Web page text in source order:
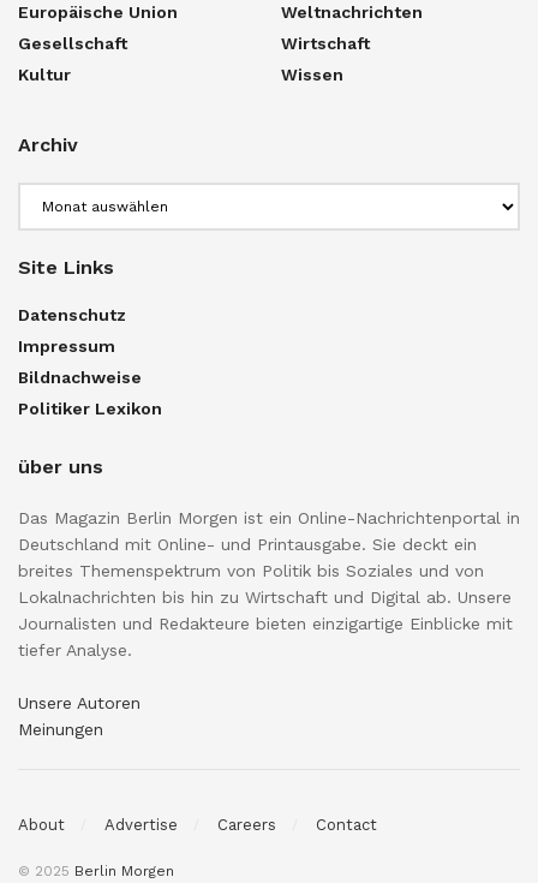
Europäische Union
Gesellschaft
Kultur
Weltnachrichten
Wirtschaft
Wissen
Archiv
Site Links
Datenschutz
Impressum
Bildnachweise
Politiker Lexikon
über uns
Das Magazin Berlin Morgen ist ein Online-Nachrichtenportal in
Deutschland mit Online- und Printausgabe. Sie deckt ein
breites Themenspektrum von Politik bis Soziales und von
Lokalnachrichten bis hin zu Wirtschaft und Digital ab. Unsere
Journalisten und Redakteure bieten einzigartige Einblicke mit
tiefer Analyse.
Unsere Autoren
Meinungen
About Advertise Careers Contact
© 2025 Berlin Morgen